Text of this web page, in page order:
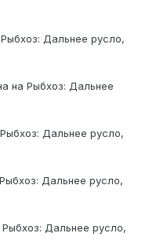
Дальнее русло,
на Рыбхоз: Дальнее
Дальнее русло,
Дальнее русло,
Дальнее русло,